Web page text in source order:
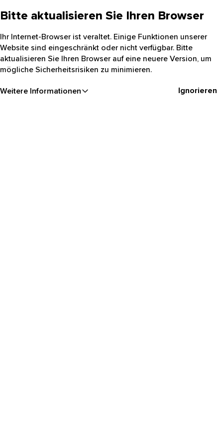
Bitte aktualisieren Sie Ihren Browser
Ihr Internet-Browser ist veraltet. Einige Funktionen unserer
Website sind eingeschränkt oder nicht verfügbar. Bitte
aktualisieren Sie Ihren Browser auf eine neuere Version, um
mögliche Sicherheitsrisiken zu minimieren.
Weitere Informationen Ignorieren